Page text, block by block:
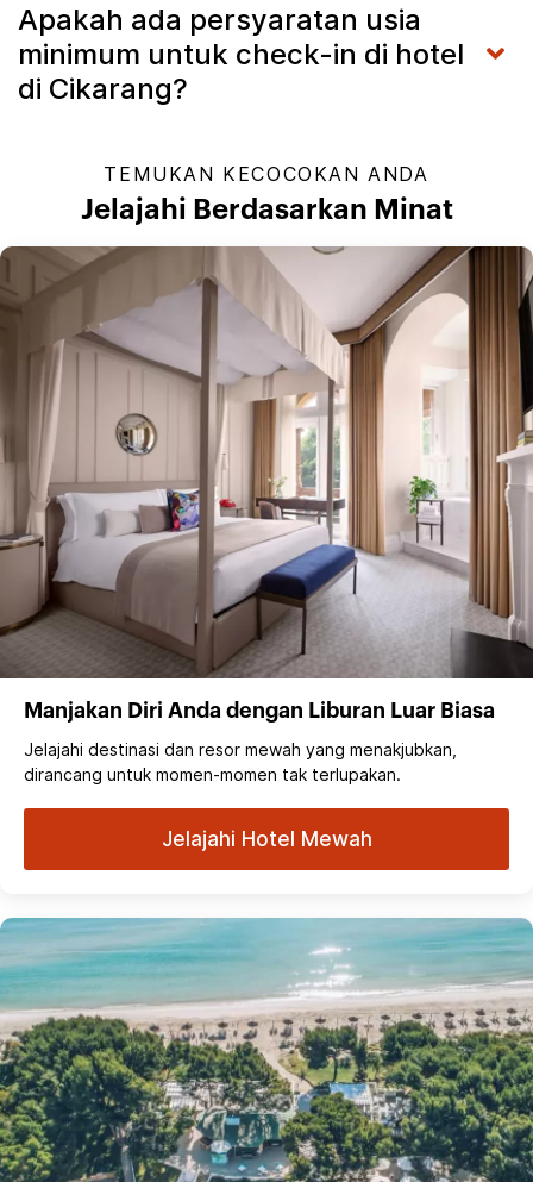
Apakah ada persyaratan usia
minimum untuk check-in di hotel
di Cikarang?
TEMUKAN KECOCOKAN ANDA
Jelajahi Berdasarkan Minat
Manjakan Diri Anda dengan Liburan Luar Biasa
Jelajahi destinasi dan resor mewah yang menakjubkan,
dirancang untuk momen-momen tak terlupakan.
Jelajahi Hotel Mewah